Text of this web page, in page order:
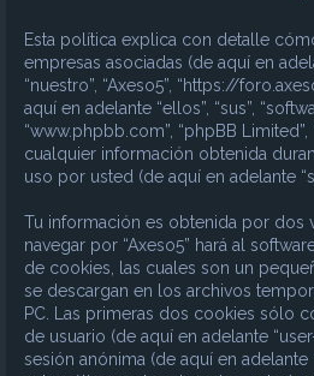
Esta política explica con detalle
empresas asociadas (de aquí en
“nuestro”, “Axeso5”, “https://
aquí en adelante “ellos”, “sus”,
“www.phpbb.com”, “phpBB
cualquier información obtenida
uso por usted (de aquí en adelante
Tu información es obtenida por dos
navegar por “Axeso5” hará al
de cookies, las cuales son un
se descargan en los archivos
PC. Las primeras dos cookies sólo
de usuario (de aquí en adelante
sesión anónima (de aquí en adelante